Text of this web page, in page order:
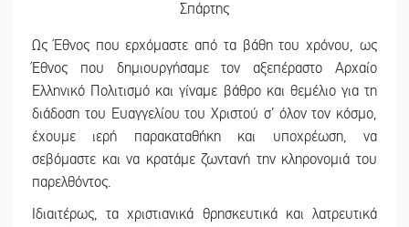
Ως Έθνος που ερχόμαστε από τα βάθη του χρόνου, ως
Έθνος που δημιουργήσαμε τον αξεπέραστο Αρχαίο
Ελληνικό Πολιτισμό και γίναμε βάθρο και θεμέλιο για τη
διάδοση του Ευαγγελίου του Χριστού σ’ όλον τον κόσμο,
έχουμε ιερή παρακαταθήκη και υποχρέωση, να
σεβόμαστε και να κρατάμε ζωντανή την κληρονομιά του
παρελθόντος.
Ιδιαιτέρως, τα χριστιανικά θρησκευτικά και λατρευτικά